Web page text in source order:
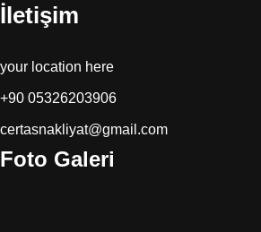
İletişim
your location here
+90 05326203906
certasnakliyat@gmail.com
Foto Galeri